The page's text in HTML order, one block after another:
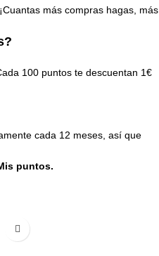
más compras hagas, más
100 puntos te descuentan 1€
cada 12 meses, así que
puntos.